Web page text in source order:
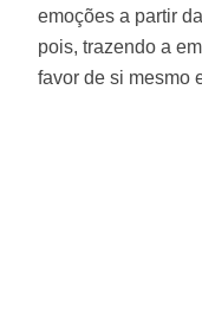
emoções a partir
pois, trazendo a
favor de si mesmo